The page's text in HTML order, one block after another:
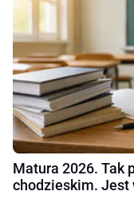
Matura 2026. Tak
chodzieskim. Jest